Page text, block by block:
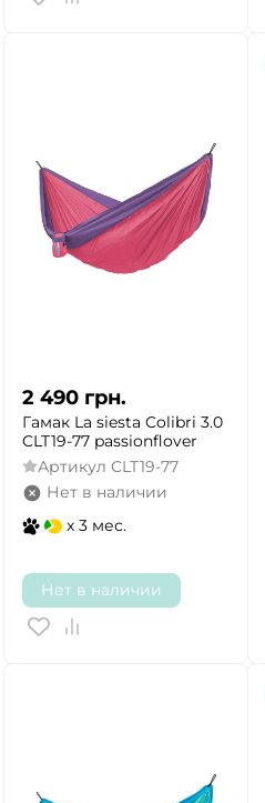
2 490 грн.
Гамак La siesta Colibri 3.0
CLT19-77 passionflover
Артикул CLT19-77
Нет в наличии
x 3 мес.
Нет в наличии